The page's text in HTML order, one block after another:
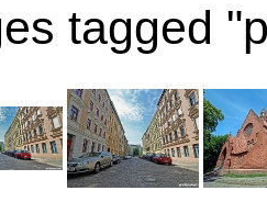
tagged